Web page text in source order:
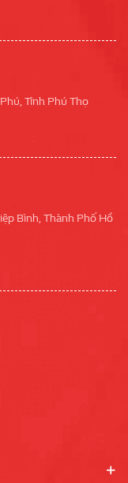
Tỉnh Phú Thọ
Bình, Thành Phố Hồ